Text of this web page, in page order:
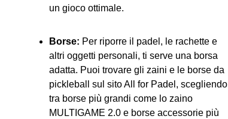
un gioco ottimale.
Borse: Per riporre il padel, le rachette e
altri oggetti personali, ti serve una borsa
adatta. Puoi trovare gli zaini e le borse da
pickleball
sul sito All for Padel, scegliendo
tra borse più grandi come lo zaino
MULTIGAME 2.0e borse accessorie più